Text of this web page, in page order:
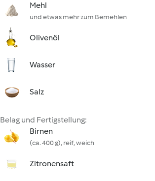
Mehl
und etwas mehr zum Bemehlen
Olivenöl
Wasser
Salz
Belag und Fertigstellung:
Birnen
(ca. 400 g), reif, weich
Zitronensaft